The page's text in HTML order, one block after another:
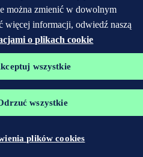
można zmienić w dowolnym
więcej informacji, odwiedź naszą
o plikach cookie
wszystkie
wszystkie
plików cookies